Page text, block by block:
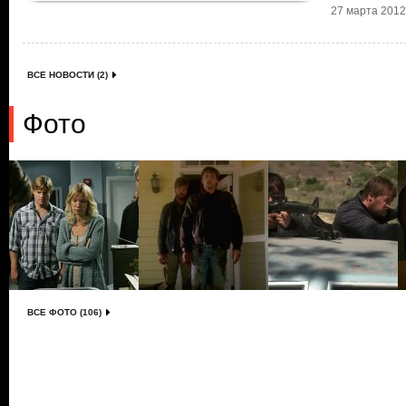
27 марта 2012
ВСЕ НОВОСТИ (2)
Фото
ВСЕ ФОТО (106)